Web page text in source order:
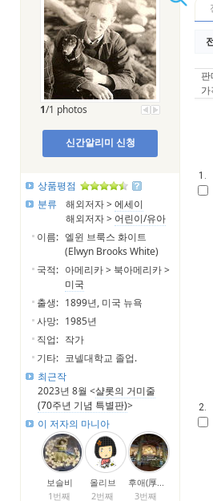
1/1 photos
신간알리미 신청
상품평점
분류
해외저자 >에세이
해외저자 > 어린이/유아
이름: 엘윈 브룩스 화이트
(Elwyn Brooks White)
국적: 아메리카 > 북아메리카 >
미국
출생: 1899년, 미국 뉴욕
사망: 1985년
직업: 작가
기타: 코넬대학교 졸업.
최근작
2023년 8월 <샬롯의 거미줄
(70주년 기념 특별판)>
이 저자의 마니아
보슬비
1번째
올리브
2번째
후애(厚...
3번째
1.
2.